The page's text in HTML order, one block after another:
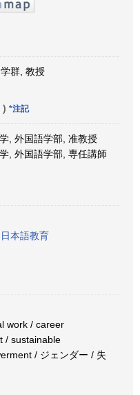
群, 教授
) *注記
, 外国語学部, 准教授
, 外国語学部, 専任講師
日本語教育
work / career
/ sustainable
/ ジェンダー / 失